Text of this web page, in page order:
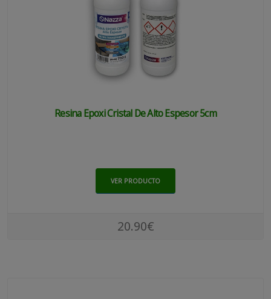
Resina Epoxi Cristal De Alto Espesor 5cm
VER PRODUCTO
20.90€